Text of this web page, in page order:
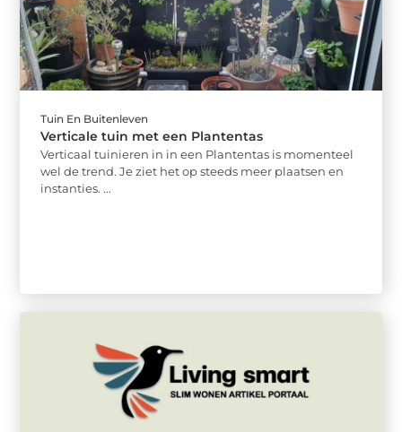
Tuin En Buitenleven
Verticale tuin met een Plantentas
Verticaal tuinieren in in een Plantentas is momenteel
wel de trend. Je ziet het op steeds meer plaatsen en
instanties. ...